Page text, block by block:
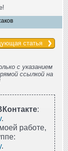
статья
с указанием
ссылкой на
:
.
работе,
.